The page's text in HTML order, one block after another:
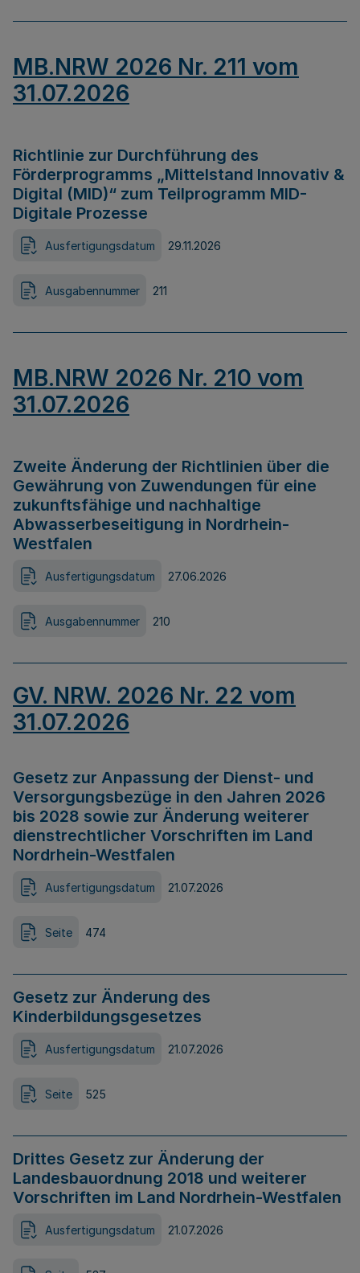
MB.NRW 2026 Nr. 211 vom
31.07.2026
Richtlinie zur Durchführung des
Förderprogramms „Mittelstand Innovativ &
Digital (MID)“ zum Teilprogramm MID-
Digitale Prozesse
Ausfertigungsdatum 29.11.2026
Ausgabennummer 211
MB.NRW 2026 Nr. 210 vom
31.07.2026
Zweite Änderung der Richtlinien über die
Gewährung von Zuwendungen für eine
zukunftsfähige und nachhaltige
Abwasserbeseitigung in Nordrhein-
Westfalen
Ausfertigungsdatum 27.06.2026
Ausgabennummer 210
GV. NRW. 2026 Nr. 22 vom
31.07.2026
Gesetz zur Anpassung der Dienst- und
Versorgungsbezüge in den Jahren 2026
bis 2028 sowie zur Änderung weiterer
dienstrechtlicher Vorschriften im Land
Nordrhein-Westfalen
Ausfertigungsdatum 21.07.2026
Seite 474
Gesetz zur Änderung des
Kinderbildungsgesetzes
Ausfertigungsdatum 21.07.2026
Seite 525
Drittes Gesetz zur Änderung der
Landesbauordnung 2018 und weiterer
Vorschriften im Land Nordrhein-Westfalen
Ausfertigungsdatum 21.07.2026